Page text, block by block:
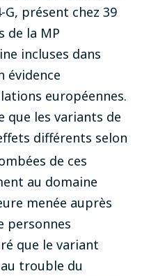
G, présent chez 39
de la MP
incluses dans
évidence
européennes.
que les variants de
différents selon
de ces
au domaine
menée auprès
personnes
que le variant
trouble du